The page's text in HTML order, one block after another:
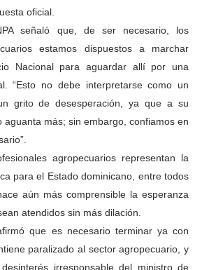
oficial.
señaló que, de ser necesario, los
estamos dispuestos a marchar
Nacional para aguardar allí por una
“Esto no debe interpretarse como un
grito de desesperación, ya que a su
aguanta más; sin embargo, confiamos en
agropecuarios representan la
para el Estado dominicano, entre todos
aún más comprensible la esperanza
atendidos sin más dilación.
que es necesario terminar ya con
paralizado al sector agropecuario, y
irresponsable del ministro de